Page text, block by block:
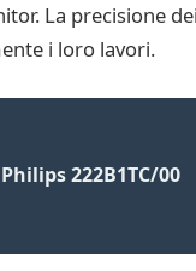
La precisione
i loro lavori.
222B1TC/00